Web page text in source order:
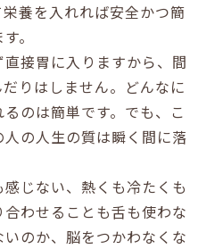
養を入れれば安全かつ簡
。
接胃に入りますから、間
りはしません。どんなに
のは簡単です。でも、こ
の人生の質は瞬く間に落
じない、熱くも冷たくも
わせることも舌も使わな
のか、脳をつかわなくな